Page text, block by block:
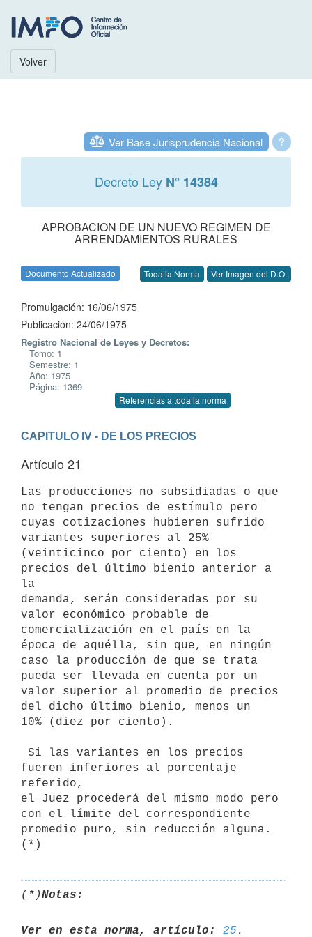
Volver
?
Ver Base Jurisprudencia Nacional
Decreto Ley N° 14384
APROBACION DE UN NUEVO REGIMEN DE
ARRENDAMIENTOS RURALES
Documento Actualizado Toda la Norma Ver Imagen del D.O.
Promulgación: 16/06/1975
Publicación: 24/06/1975
Registro Nacional de Leyes y Decretos:
Tomo: 1
Semestre: 1
Año: 1975
Página: 1369
Referencias a toda la norma
CAPITULO IV - DE LOS PRECIOS
Artículo 21
Las producciones no subsidiadas o que
no tengan precios de estímulo pero
cuyas cotizaciones hubieren sufrido
variantes superiores al 25%
(veinticinco por ciento) en los
precios del último bienio anterior a
la
demanda, serán consideradas por su
valor económico probable de
comercialización en el país en la
época de aquélla, sin que, en ningún
caso la producción de que se trata
pueda ser llevada en cuenta por un
valor superior al promedio de precios
del dicho último bienio, menos un
10% (diez por ciento).
fueren inferiores al porcentaje
referido,
el Juez procederá del mismo modo pero
con el límite del correspondiente
promedio puro, sin reducción alguna.
(*)Notas:
Ver en esta norma, artículo: 25